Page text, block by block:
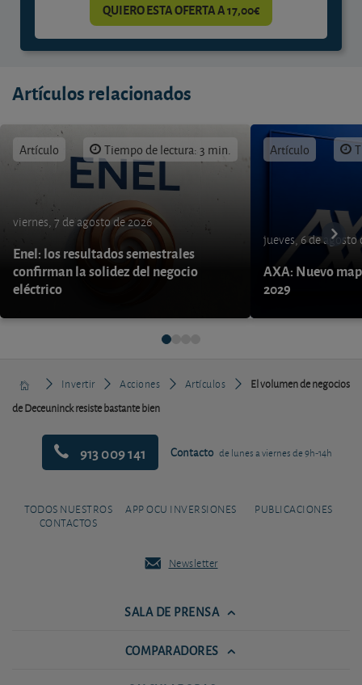
QUIERO ESTA OFERTA A 17,00€
Artículos relacionados
Artículo Tiempo de lectura: 3 min.
viernes, 7 de agosto de 2026
Enel: los resultados semestrales
confirman la solidez del negocio
eléctrico
Artículo
jueves, 6 de agosto
AXA: Nuevo
2029
Invertir Acciones Artículos
El volumen de negocios
de Deceuninck resiste bastante bien
913 009 141 Contacto de lunes a viernes de 9h-14h
TODOS NUESTROS
CONTACTOS
APP OCU INVERSIONES PUBLICACIONES
Newsletter
SALA DE PRENSA
COMPARADORES